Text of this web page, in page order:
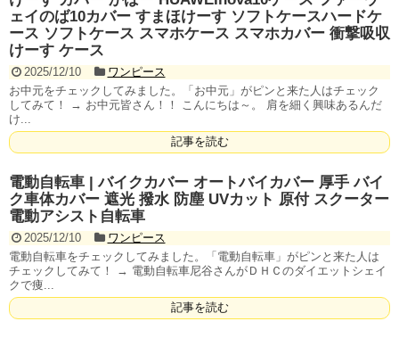
ェイのば10カバー すまほけーす ソフトケースハードケ
ース ソフトケース スマホケース スマホカバー 衝撃吸収
けーす ケース
2025/12/10
ワンピース
お中元をチェックしてみました。「お中元」がピンと来た人はチェック
してみて！ → お中元皆さん！！ こんにちは～。 肩を細く興味あるんだ
け...
記事を読む
電動自転車 | バイクカバー オートバイカバー 厚手 バイ
ク車体カバー 遮光 撥水 防塵 UVカット 原付 スクーター
電動アシスト自転車
2025/12/10
ワンピース
電動自転車をチェックしてみました。「電動自転車」がピンと来た人は
チェックしてみて！ → 電動自転車尼谷さんがＤＨＣのダイエットシェイ
クで痩...
記事を読む